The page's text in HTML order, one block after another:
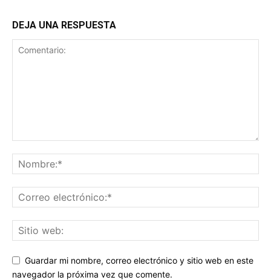
DEJA UNA RESPUESTA
Guardar mi nombre, correo electrónico y sitio web en este
navegador la próxima vez que comente.